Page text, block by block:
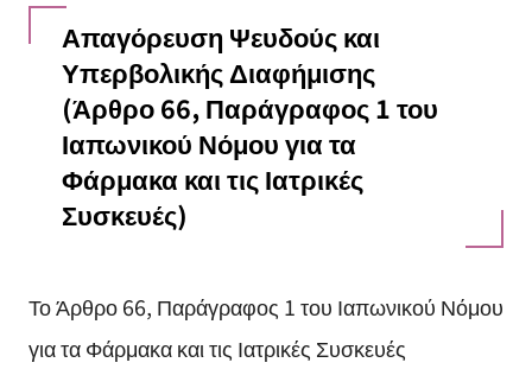
Απαγόρευση Ψευδούς και
Υπερβολικής Διαφήμισης
(Άρθρο 66, Παράγραφος 1 του
Ιαπωνικού Νόμου για τα
Φάρμακα και τις Ιατρικές
Συσκευές)
Το Άρθρο 66, Παράγραφος 1 του Ιαπωνικού Νόμου
για τα Φάρμακα και τις Ιατρικές Συσκευές